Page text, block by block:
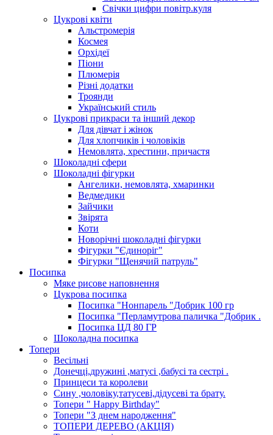
Свічки цифри повітр.куля
Цукрові квіти
Альстромерія
Космея
Орхідеї
Піони
Плюмерія
Різні додатки
Троянди
Український стиль
Цукрові прикраси та інший декор
Для дівчат і жінок
Для хлопчиків і чоловіків
Немовлята, хрестини, причастя
Шоколадні сфери
Шоколадні фігурки
Ангелики, немовлята, хмаринки
Ведмедики
Зайчики
Звірята
Коти
Новорічні шоколадні фігурки
Фігурки "Єдиноріг"
Фігурки "Щенячий патруль"
Посипка
Мяке рисове наповнення
Цукрова посипка
Посипка "Нонпарель "Добрик 100 гр
Посипка "Перламутрова паличка "Добрик .
Посипка ЦД 80 ГР
Шоколадна посипка
Топери
Весільні
Донечці,дружині ,матусі ,бабусі та сестрі .
Принцеси та королеви
Сину ,чоловіку,татусеві,дідусеві та брату.
Топери " Happy Birthday"
Топери "З днем народження"
ТОПЕРИ ДЕРЕВО (АКЦІЯ)